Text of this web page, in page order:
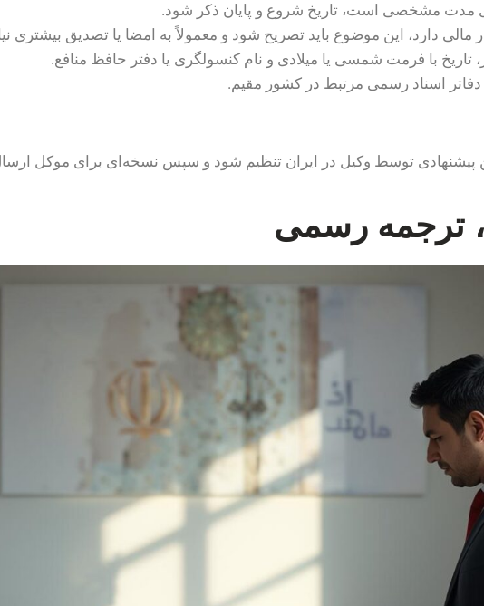
مدت مشخصی است، تاریخ شروع و پایان ذکر شود.
مالی دارد، این موضوع باید تصریح شود و معمولاً به امضا یا تصدیق بیشتری
تاریخ با فرمت شمسی یا میلادی و نام کنسولگری یا دفتر حافظ منافع.
دفاتر اسناد رسمی مرتبط در کشور مقیم.
توسط وکیل در ایران تنظیم شود و سپس نسخه‌ای برای موکل
ترجمه رسمی